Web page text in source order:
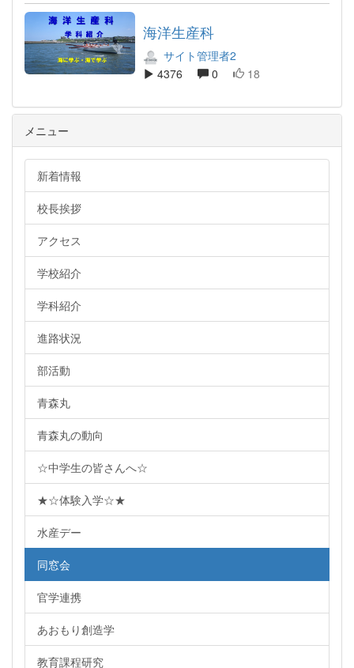
海洋生産科
サイト管理者2
4376
0 18
メニュー
新着情報
校長挨拶
アクセス
学校紹介
学科紹介
進路状況
部活動
青森丸
青森丸の動向
☆中学生の皆さんへ☆
★☆体験入学☆★
水産デー
同窓会
官学連携
あおもり創造学
教育課程研究